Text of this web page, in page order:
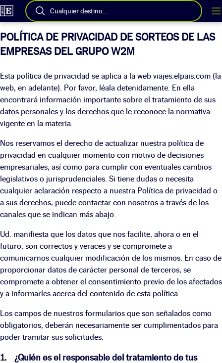
Cualquier destino...
POLÍTICA DE PRIVACIDAD DE SORTEOS DE LAS
EMPRESAS DEL GRUPO W2M
Esta política de privacidad se aplica a la web viajes.elpais.com (la
web, en adelante). Por favor, léala detenidamente. En ella
encontrará información importante sobre el tratamiento de sus
datos personales y los derechos que le reconoce la normativa
vigente en la materia.
Nos reservamos el derecho de actualizar nuestra política de
privacidad en cualquier momento con motivo de decisiones
empresariales, así como para cumplir con eventuales cambios
legislativos o jurisprudenciales. Si tiene dudas o necesita
cualquier aclaración respecto a nuestra Política de privacidad o
a sus derechos, puede contactar con nosotros a través de los
canales que se indican más abajo.
Ud. manifiesta que los datos que nos facilite, ahora o en el
futuro, son correctos y veraces y se compromete a
comunicarnos cualquier modificación de los mismos. En caso de
proporcionar datos de carácter personal de terceros, se
compromete a obtener el consentimiento previo de los afectados
y a informarles acerca del contenido de esta política.
Los campos de nuestros formularios que son señalados como
obligatorios, deberán necesariamente ser cumplimentados para
poder tramitar sus solicitudes.
1. ¿Quién es el responsable del tratamiento de tus